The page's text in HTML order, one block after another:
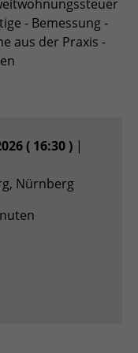
- Bemessung -
aus der Praxis -
( 16:30 ) |
Nürnberg
Ihre Consent-
eine
Ihrer
falls der
eingestellt
beim Besuch
zusätzliche Inhalte
die aber für
Sie den